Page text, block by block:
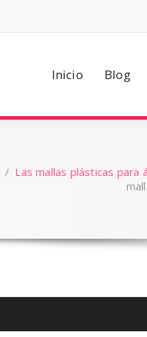
Inicio Blog
/ Las mallas plásticas para